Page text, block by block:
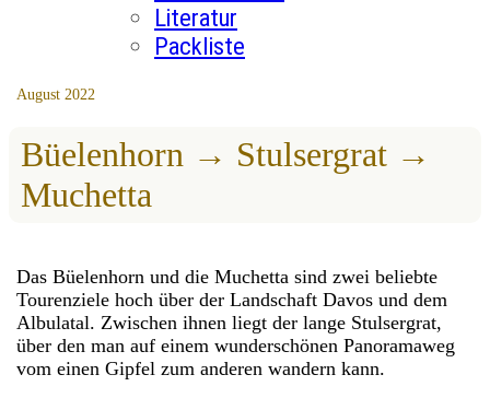
Literatur
Packliste
August 2022
Büelenhorn → Stulsergrat →
Muchetta
Das Büelenhorn und die Muchetta sind zwei beliebte
Tourenziele hoch über der Landschaft Davos und dem
Albulatal. Zwischen ihnen liegt der lange Stulsergrat,
über den man auf einem wunderschönen Panoramaweg
vom einen Gipfel zum anderen wandern kann.